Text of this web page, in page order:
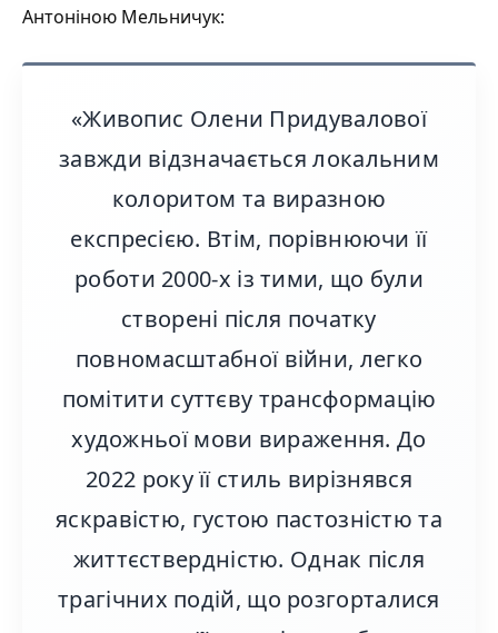
Антоніною Мельничук:
«Живопис Олени Придувалової
завжди відзначається локальним
колоритом та виразною
експресією. Втім, порівнюючи її
роботи 2000-х із тими, що були
створені після початку
повномасштабної війни, легко
помітити суттєву трансформацію
художньої мови вираження. До
2022 року її стиль вирізнявся
яскравістю, густою пастозністю та
життєствердністю. Однак після
трагічних подій, що розгорталися